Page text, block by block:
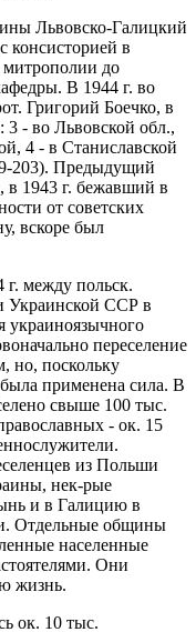
Львовско-Галицкий
консисторией в
митрополии до
В 1944 г. во
Григорий Боечко, в
3 - во Львовской обл.,
4 - в Станиславской
203). Предыдущий
в 1943 г. бежавший в
от советских
вскоре был
г. между польск.
Украинской ССР в
украиноязычного
переселение
но, поскольку
применена сила. В
свыше 100 тыс.
- ок. 15
из Польши
нек-рые
и в Галицию в
Отдельные общины
населенные
Они
жизнь.
ок. 10 тыс.